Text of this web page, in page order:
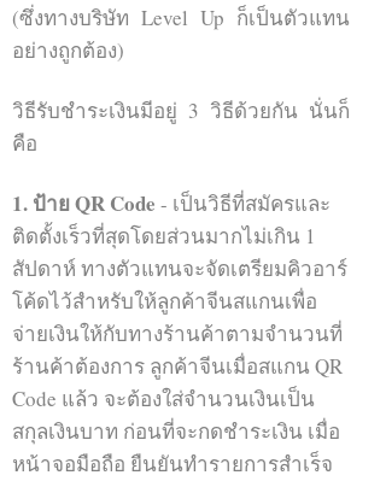
WeChat Group Level UP
level up การตลาดจีน wechat การตลาดจีน
levelupthailand china online marketing
wechat wechat official โฆษณาวีแชท WeChat
Advertising WeChat Moment
(ซึ่งทางบริษัท Level Up ก็เป็นตัวแทน
อย่างถูกต้อง)
วิธีรับชำระเงินมีอยู่ 3 วิธีด้วยกัน นั่นก็
คือ
1. ป้าย QR Code - เป็นวิธีที่สมัครและ
ติดตั้งเร็วที่สุดโดยส่วนมากไม่เกิน 1
สัปดาห์ ทางตัวแทนจะจัดเตรียมคิวอาร์
โค้ดไว้สำหรับให้ลูกค้าจีนสแกนเพื่อ
จ่ายเงินให้กับทางร้านค้าตามจำนวนที่
ร้านค้าต้องการ ลูกค้าจีนเมื่อสแกน QR
Code แล้ว จะต้องใส่จำนวนเงินเป็น
สกุลเงินบาท ก่อนที่จะกดชำระเงิน เมื่อ
หน้าจอมือถือ ยืนยันทำรายการสำเร็จ